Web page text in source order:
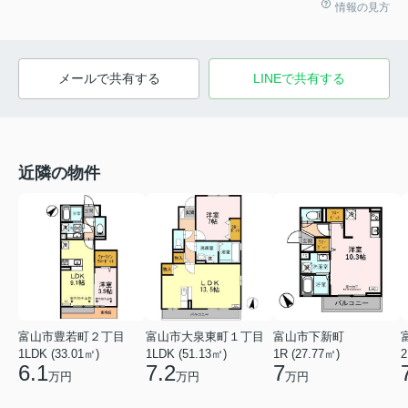
情報の見方
メールで共有する LINEで共有する
近隣の物件
富山市豊若町２丁目
1LDK (33.01㎡)
6.1万円
富山市大泉東町１丁目
1LDK (51.13㎡)
7.2万円
富山市下新町
1R (27.77㎡)
7万円